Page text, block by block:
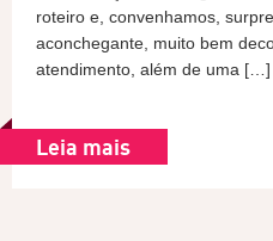
roteiro e, convenhamos,
aconchegante, muito bem
atendimento, além de uma […]
Leia mais